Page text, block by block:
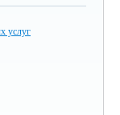
услуг